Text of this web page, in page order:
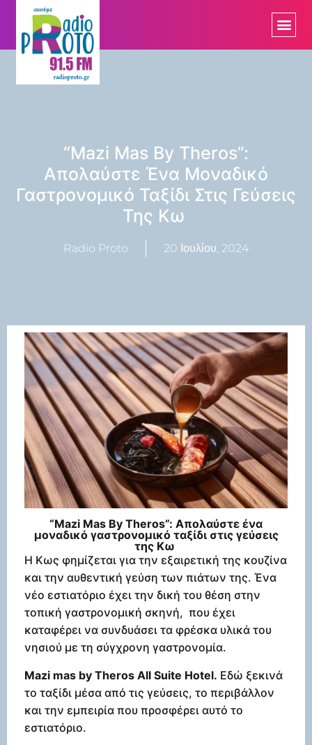
“Mazi Mas By Theros”:
Απολαύστε Ένα Μοναδικό
Γαστρονομικό Ταξίδι Στις Γεύσεις
Της Κω
Radio Proto 20 Ιουλίου, 2024
“Mazi Mas By Theros”: Απολαύστε ένα
μοναδικό γαστρονομικό ταξίδι στις γεύσεις
της Κω
Η Κως φημίζεται για την εξαιρετική της κουζίνα
και την αυθεντική γεύση των πιάτων της. Ένα
νέο εστιατόριο έχει την δική του θέση στην
τοπική γαστρονομική σκηνή, που έχει
καταφέρει να συνδυάσει τα φρέσκα υλικά του
νησιού με τη σύγχρονη γαστρονομία.
Mazi mas by Theros All Suite Hotel. Εδώ ξεκινά
το ταξίδι μέσα από τις γεύσεις, το περιβάλλον
και την εμπειρία που προσφέρει αυτό το
εστιατόριο.